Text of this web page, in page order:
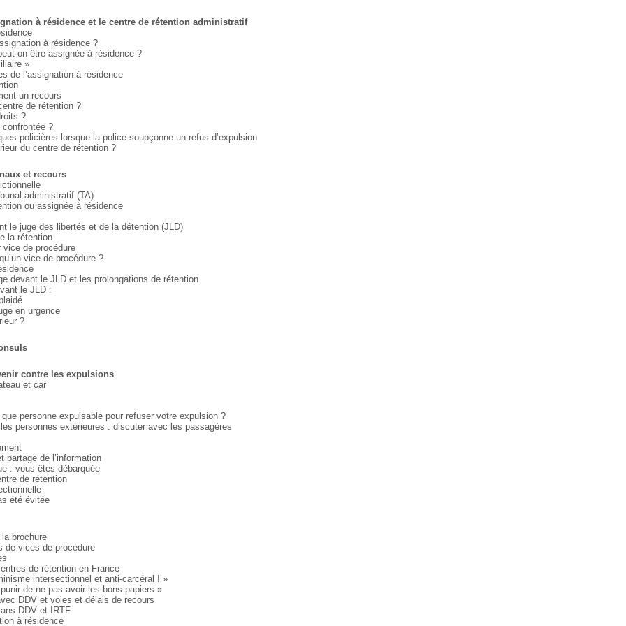
à résidence et le centre de rétention administratif
à résidence ?
on être assignée à résidence ?
»
de l’assignation à résidence
un recours
de rétention ?
?
?
policières lorsque la police soupçonne un refus d’expulsion
du centre de rétention ?
et recours
administratif (TA)
ou assignée à résidence
le juge des libertés et de la détention (JLD)
la rétention
vice de procédure
vice de procédure ?
devant le JLD et les prolongations de rétention
le JLD :
en urgence
?
contre les expulsions
et car
personne expulsable pour refuser votre expulsion ?
les personnes extérieures : discuter avec les passagères
partage de l’information
: vous êtes débarquée
de rétention
été évitée
brochure
de vices de procédure
de rétention en France
intersectionnel et anti-carcéral ! »
de ne pas avoir les bons papiers »
DDV et voies et délais de recours
DDV et IRTF
à résidence